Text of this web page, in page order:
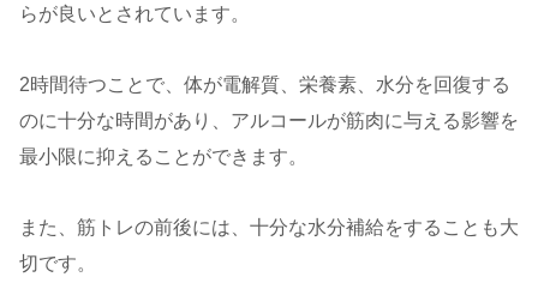
らが良いとされています。
2時間待つことで、体が電解質、栄養素、水分を回復する
のに十分な時間があり、アルコールが筋肉に与える影響を
最小限に抑えることができます。
また、筋トレの前後には、十分な水分補給をすることも大
切です。